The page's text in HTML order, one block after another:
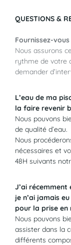
QUESTIONS &
Fournissez-
Nous assurons
rythme de votre
demander
L’eau de ma
la faire revenir
Nous pouvons
de qualité d’eau.
Nous
nécessaires et
48H suivants
J’ai récemment
je n’ai jamais
pour la prise en
Nous pouvons
assister dans la
différents